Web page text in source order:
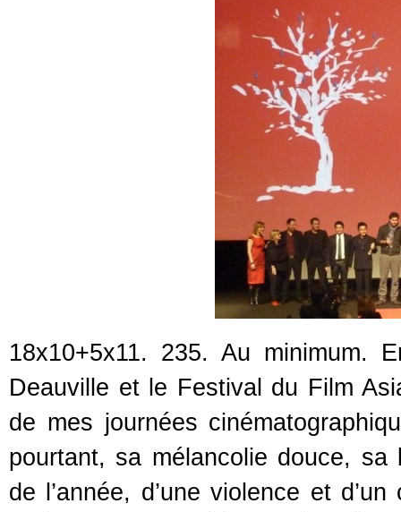
18x10+5x11. 235. Au minimum.
Deauville et le Festival du Film
de mes journées
pourtant, sa mélancolie douce,
de l’année, d’une violence et